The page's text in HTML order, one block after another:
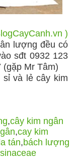
)
lượng đều có
sđt 0932 123
Mr Tâm)
sỉ và lẻ cây kim
,cây kim ngân
,cay kim
tán,bách lượng